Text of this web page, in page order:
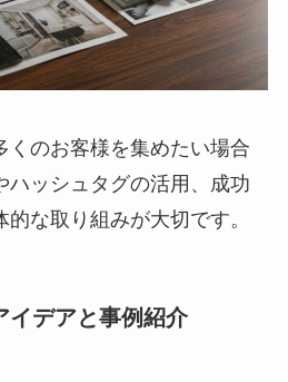
くのお客様を集めたい場合
ハッシュタグの活用、成功
な取り組みが大切です。
イデアと事例紹介